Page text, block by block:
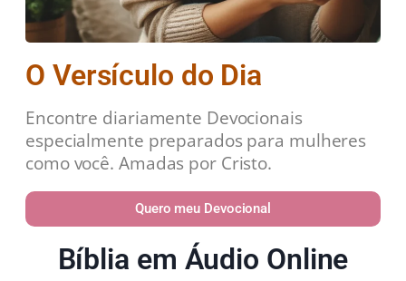
O Versículo do Dia
Encontre diariamente Devocionais
especialmente preparados para mulheres
como você. Amadas por Cristo.
Quero meu Devocional
Bíblia em Áudio Online